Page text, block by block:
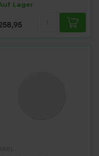
Lager